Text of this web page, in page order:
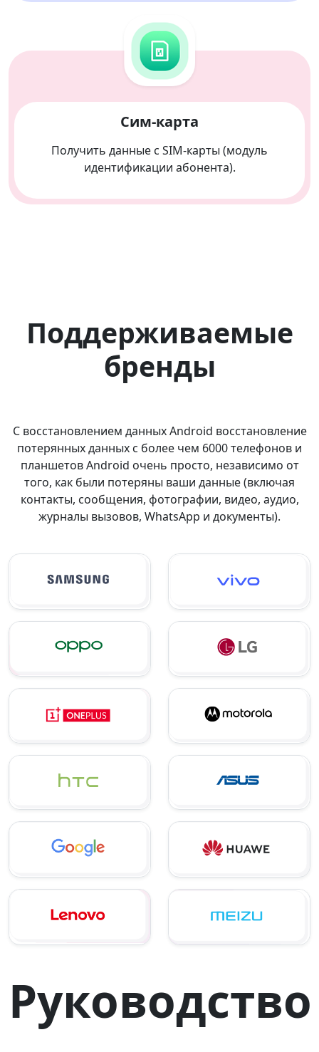
Сим-карта
Получить данные с SIM-карты (модуль
идентификации абонента).
Поддерживаемые
бренды
С восстановлением данных Android восстановление
потерянных данных с более чем 6000 телефонов и
планшетов Android очень просто, независимо от
того, как были потеряны ваши данные (включая
контакты, сообщения, фотографии, видео, аудио,
журналы вызовов, WhatsApp и документы).
Руководство